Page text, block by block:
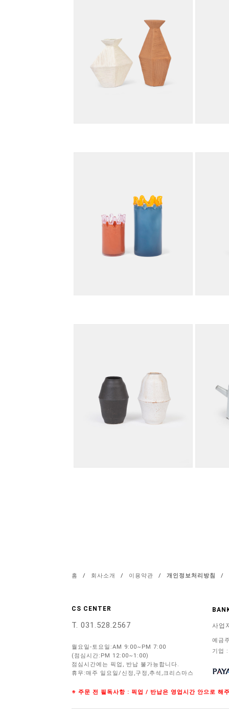
홈 / 회사소개 / 이용약관 / 개인정보처리방침 /
CS CENTER
T. 031.528.2567
월요일-토요일:AM 9:00~PM 7:00
(점심시간:PM 12:00~1:00)
점심시간에는 픽업, 반납 불가능합니다.
휴무:매주 일요일/신정,구정,추석,크리스마스
사업
예금
기업
※ 주문 전 필독사항 : 픽업 / 반납은 영업시간 안으로 해